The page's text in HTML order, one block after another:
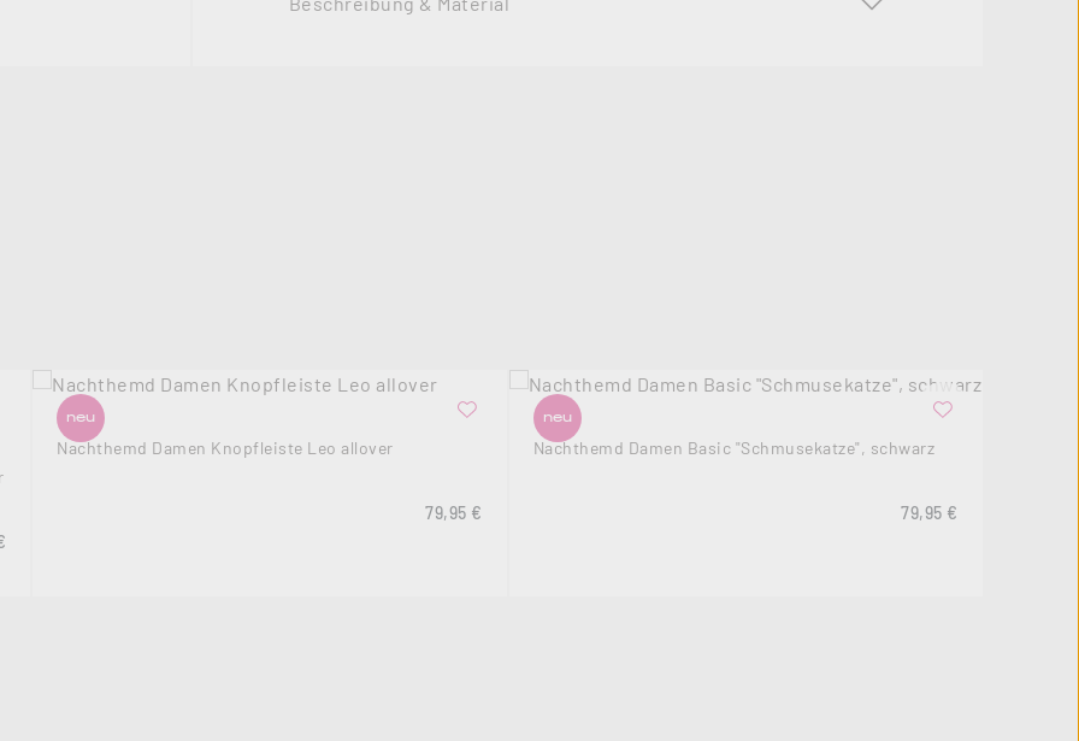
Preis:
neu
Nachthemd Damen Knopfleiste Leo allover
Regulärer Preis:
79,95 €
neu
Nachthemd Damen Basic "Schmusekatze", schwarz
Regulärer Preis:
79,95 €